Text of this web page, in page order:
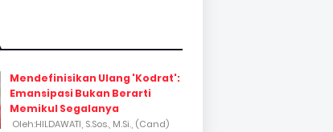
Mendefinisikan Ulang 'Kodrat':
Emansipasi Bukan Berarti
Memikul Segalanya
Oleh:HILDAWATI, S.Sos., M.Si., (Cand)